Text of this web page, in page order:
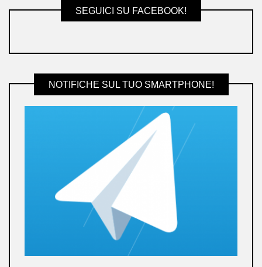
SEGUICI SU FACEBOOK!
NOTIFICHE SUL TUO SMARTPHONE!